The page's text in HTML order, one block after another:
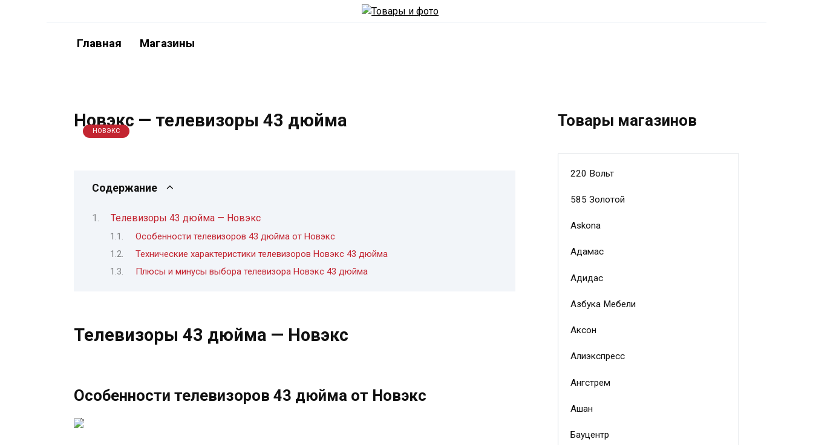
Главная Магазины
Новэкс — телевизоры 43 дюйма
НОВЭКС
Содержание
Телевизоры 43 дюйма — Новэкс
Особенности телевизоров 43 дюйма от Новэкс
Технические характеристики телевизоров Новэкс 43 дюйма
Плюсы и минусы выбора телевизора Новэкс 43 дюйма
Телевизоры 43 дюйма — Новэкс
Особенности телевизоров 43 дюйма от Новэкс
Товары магазинов
220 Вольт
585 Золотой
Askona
Адамас
Адидас
Азбука Мебели
Аксон
Алиэкспресс
Ангстрем
Ашан
Бауцентр